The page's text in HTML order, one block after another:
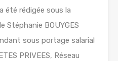
été rédigée sous la
Stéphanie BOUYGES
sous portage salarial
PRIVEES, Réseau